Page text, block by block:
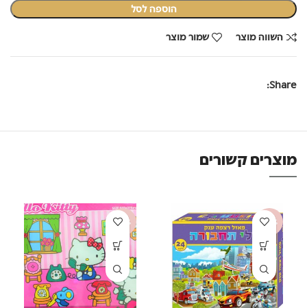
הוספה לסל
השווה מוצר שמור מוצר
Share:
מוצרים קשורים
-50%
-40%